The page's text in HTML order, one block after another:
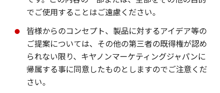
でご使用することはご遠慮ください。
皆様からのコンセプト、製品に対するアイデア等の
ご提案については、その他の第三者の既得権が認め
られない限り、キヤノンマーケティングジャパンに
帰属する事に同意したものとしますのでご注意くだ
さい。